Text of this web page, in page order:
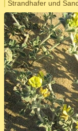
Strandhafer und